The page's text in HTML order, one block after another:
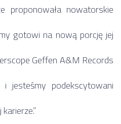
proponowała nowatorskie
gotowi na nową porcję jej
Geffen A&M Records
jesteśmy podekscytowani